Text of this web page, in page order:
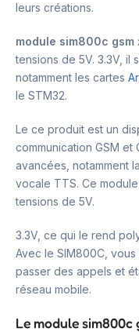
leurs créations.
module sim800c gsm
tensions de 5V. 3.3V, il
notamment les cartes
le STM32.
Le ce produit est un
communication GSM et
avancées, notamment
vocale TTS. Ce
tensions de 5V.
3.3V, ce qui le rend
Avec le SIM800C,
passer des appels et
réseau mobile.
Le module